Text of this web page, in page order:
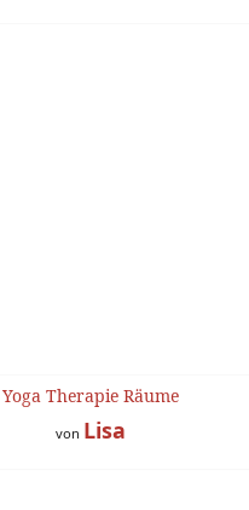
Yoga Therapie Räume
von Lisa